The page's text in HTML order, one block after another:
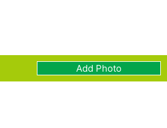
Add Photo